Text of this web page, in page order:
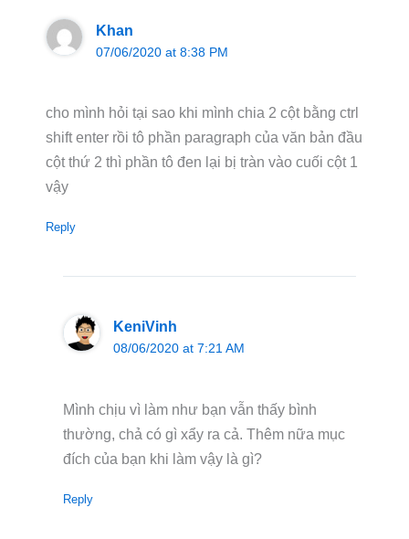
Khan
07/06/2020 at 8:38 PM
cho mình hỏi tại sao khi mình chia 2 cột bằng ctrl
shift enter rồi tô phần paragraph của văn bản đầu
cột thứ 2 thì phần tô đen lại bị tràn vào cuối cột 1
vậy
Reply
KeniVinh
08/06/2020 at 7:21 AM
Mình chịu vì làm như bạn vẫn thấy bình
thường, chả có gì xẩy ra cả. Thêm nữa mục
đích của bạn khi làm vậy là gì?
Reply